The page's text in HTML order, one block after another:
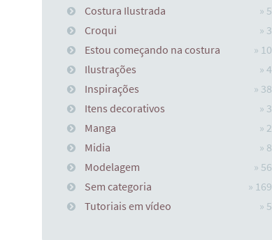
Costura Ilustrada
» 5
Croqui
» 3
Estou começando na costura
» 10
Ilustrações
» 4
Inspirações
» 38
Itens decorativos
» 3
Manga
» 2
Midia
» 8
Modelagem
» 56
Sem categoria
» 169
Tutoriais em vídeo
» 5